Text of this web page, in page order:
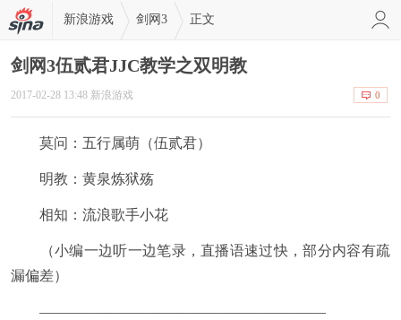
新浪游戏 剑网3 正文
剑网3伍贰君JJC教学之双明教
2017-02-28 13:48 新浪游戏 0
莫问：五行属萌（伍贰君）
明教：黄泉炼狱殇
相知：流浪歌手小花
（小编一边听一边笔录，直播语速过快，部分内容有疏
漏偏差）
————————————————————